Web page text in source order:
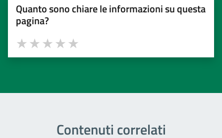
Quanto sono chiare le informazioni su questa
pagina?
Valuta 5 stelle su 5
Valuta 4 stelle su 5
Valuta 3 stelle su 5
Valuta 2 stelle su 5
Valuta 1 stelle su 5
Contenuti correlati